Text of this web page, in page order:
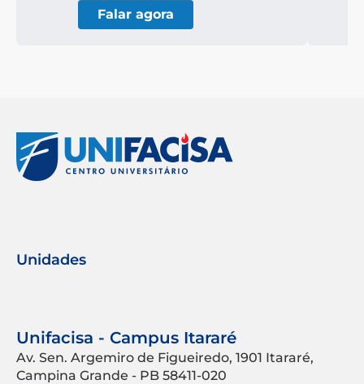
Falar agora
Unidades
Unifacisa - Campus Itararé
Av. Sen. Argemiro de Figueiredo, 1901 Itararé,
Campina Grande - PB 58411-020